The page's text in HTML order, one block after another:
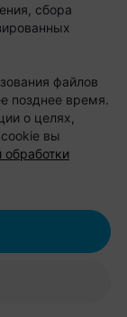
сбора
файлов
позднее время.
о целях,
вы
обработки